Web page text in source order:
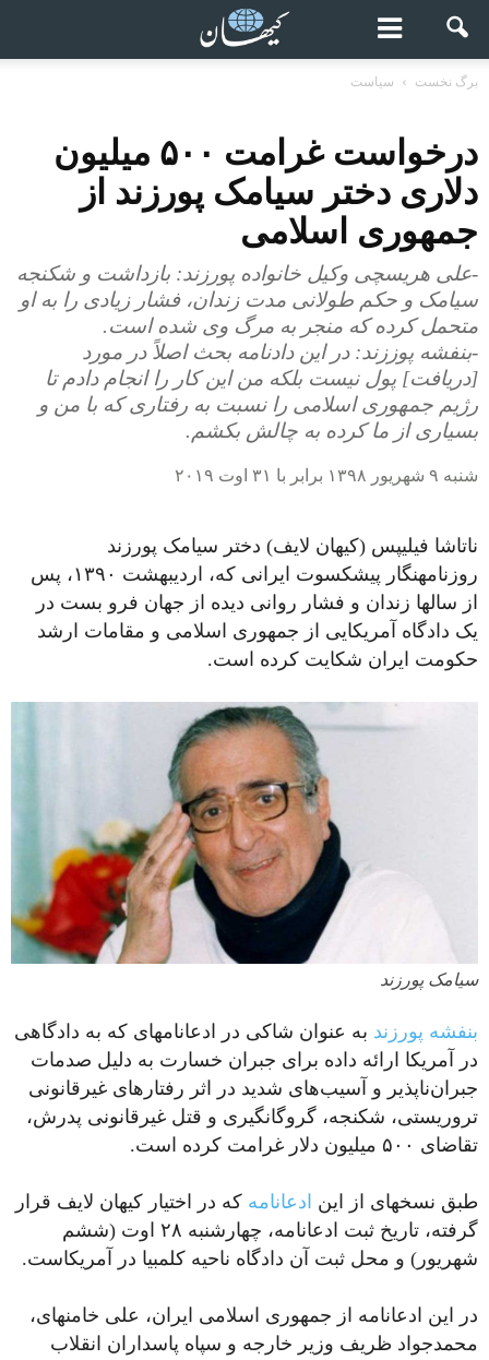
برگ نخست سیاست
درخواست غرامت ۵۰۰ میلیون
دلاری دختر سیامک پورزند از
جمهوری اسلامی
-علی هریسچی وکیل خانواده پورزند: بازداشت و شکنجه
سیامک و حکم طولانی مدت زندان، فشار زیادی را به او
متحمل کرده که منجر به مرگ وی شده است.
-بنفشه پوززند: در این دادنامه بحث اصلاً در مورد
[دریافت] پول نیست بلکه من این کار را انجام دادم تا
رژیم جمهوری اسلامی را نسبت به رفتاری که با من و
بسیاری از ما کرده به چالش بکشم.
شنبه ۹ شهریور ۱۳۹۸ برابر با ۳۱ اوت ۲۰۱۹
ناتاشا فیلیپس (کیهان لایف) دختر سیامک پورزند
روزنامه‎نگار پیشکسوت ایرانی که، اردیبهشت ۱۳۹۰، پس
از سال‎ها زندان و فشار روانی دیده از جهان فرو بست در
یک دادگاه آمریکایی از جمهوری اسلامی و مقامات ارشد
حکومت ایران شکایت کرده است.
سیامک پورزند
بنفشه پورزند
به عنوان شاکی در ادعانامه‎ای که به دادگاهی
در آمریکا ارائه داده برای جبران خسارت به دلیل صدمات
جبران‌ناپذیر و آسیب‌های شدید در اثر رفتارهای غیرقانونی
تروریستی، شکنجه، گروگانگیری و قتل غیرقانونی پدرش،
تقاضای ۵۰۰ میلیون دلار غرامت کرده است.
طبق نسخه‎ای از این ادعانامه که در اختیار کیهان لایف قرار
گرفته، تاریخ ثبت ادعانامه، چهارشنبه ۲۸ اوت (ششم
شهریور) و محل ثبت آن دادگاه ناحیه کلمبیا در آمریکاست.
در این ادعانامه از جمهوری اسلامی ایران، علی خامنه‎ای،
محمدجواد ظریف وزیر خارجه و سپاه پاسداران انقلاب